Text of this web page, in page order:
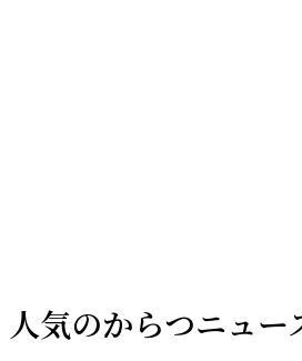
人気のからつニュー